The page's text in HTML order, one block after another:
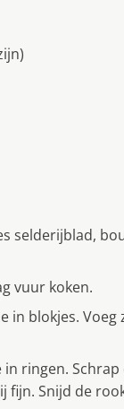
selderijblad,
vuur koken.
in blokjes. Voeg
ringen.
fijn. Snijd de